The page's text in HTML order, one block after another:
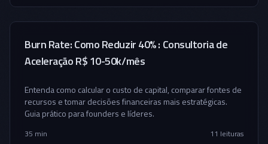
Burn Rate: Como Reduzir 40% : Consultoria de
Aceleração R$ 10-50k/mês
Entenda como calcular o custo de capital, comparar fontes de
recursos e tomar decisões financeiras mais estratégicas.
Guia prático para founders e líderes.
35 min 11 leituras